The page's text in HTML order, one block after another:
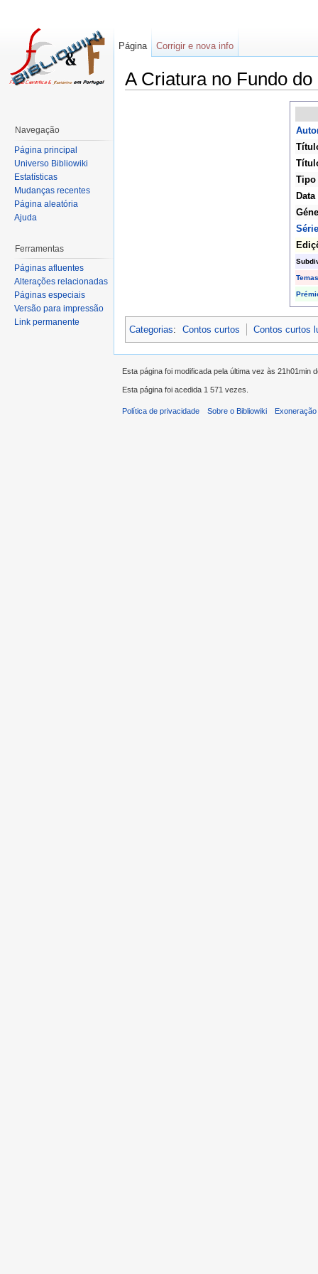
A Criatura no Fundo do
Tipo
Série
Temas
Categorias: Contos curtos Contos curtos
Página Corrigir e nova info
Navegação
Página principal
Universo Bibliowiki
Estatísticas
Mudanças recentes
Página aleatória
Ajuda
Ferramentas
Páginas afluentes
Alterações relacionadas
Páginas especiais
Versão para impressão
Link permanente
Esta página foi modificada pela última vez às 21h01min
Esta página foi acedida 1 571 vezes.
Política de privacidade Sobre o Bibliowiki